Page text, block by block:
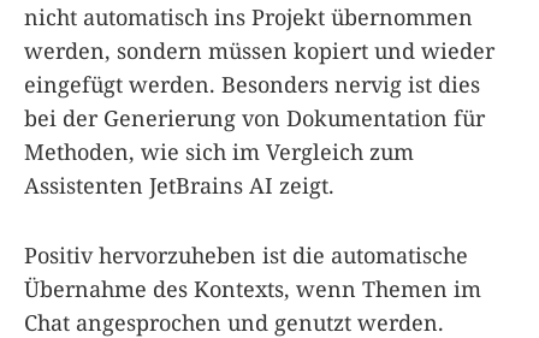
nicht automatisch ins Projekt übernommen
werden, sondern müssen kopiert und wieder
eingefügt werden. Besonders nervig ist dies
bei der Generierung von Dokumentation für
Methoden, wie sich im Vergleich zum
Assistenten JetBrains AI zeigt.
Positiv hervorzuheben ist die automatische
Übernahme des Kontexts, wenn Themen im
Chat angesprochen und genutzt werden.